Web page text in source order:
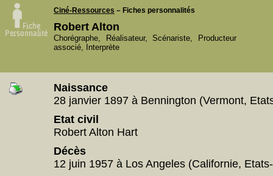
Ciné-Ressources – Fiches personnalités
Robert Alton
Chorégraphe, Réalisateur, Scénariste, Producteur
associé, Interprète
Naissance
28 janvier 1897 à Bennington (Vermont,
Etat civil
Robert Alton Hart
Décès
12 juin 1957 à Los Angeles (Californie,